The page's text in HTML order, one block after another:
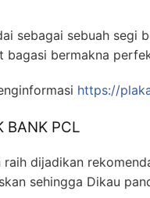
sebagai sebuah segi
bagasi bermakna
https://
BANK PCL
dijadikan
sehingga Dikau